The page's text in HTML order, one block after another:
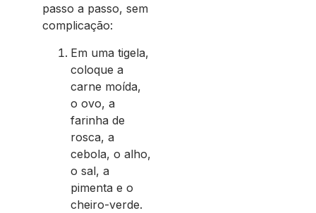
passo a passo, sem
complicação:
Em uma tigela,
coloque a
carne moída,
o ovo, a
farinha de
rosca, a
cebola, o alho,
o sal, a
pimenta e o
cheiro-verde.